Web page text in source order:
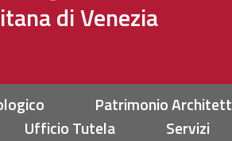
di Venezia
Patrimonio
Ufficio Tutela Servizi